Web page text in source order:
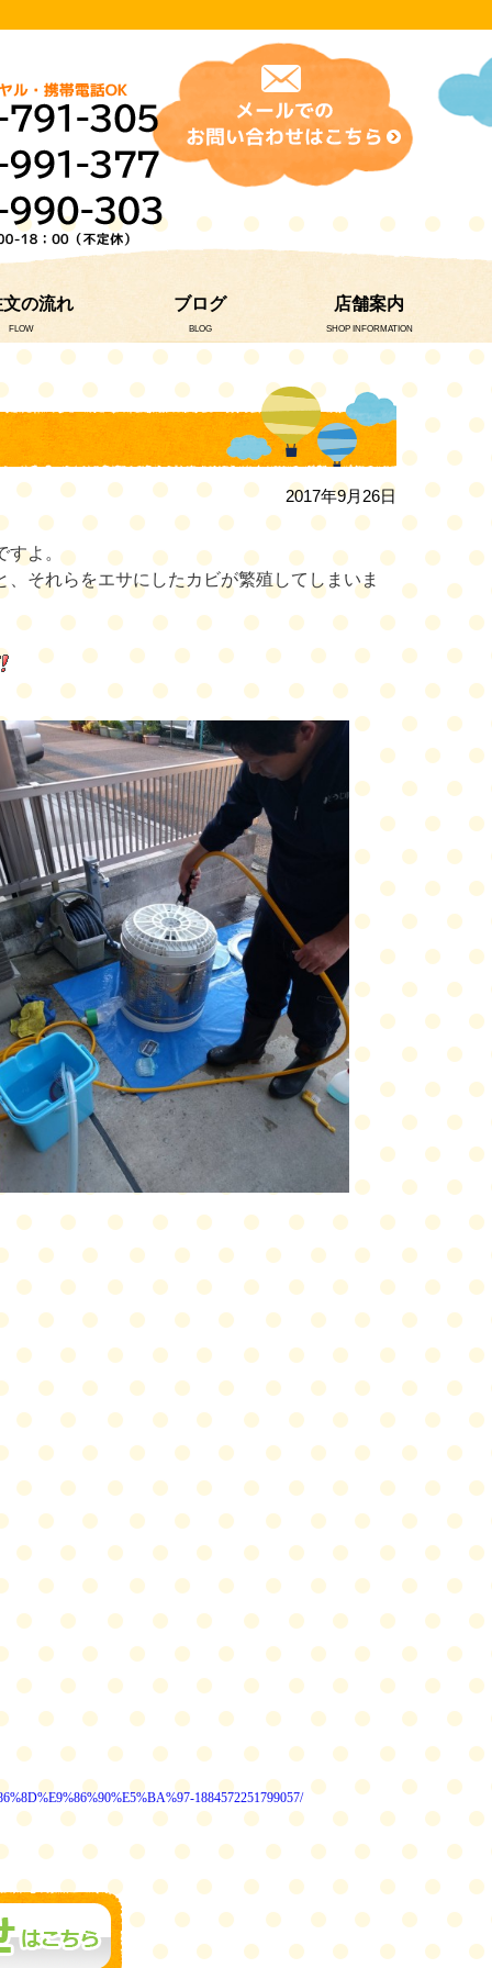
文の流れ
FLOW
ブログ
BLOG
店舗案内
SHOP INFORMATION
2017年9月26日
すよ。
それらをエサにしたカビが繁殖してしまいま
1884572251799057/